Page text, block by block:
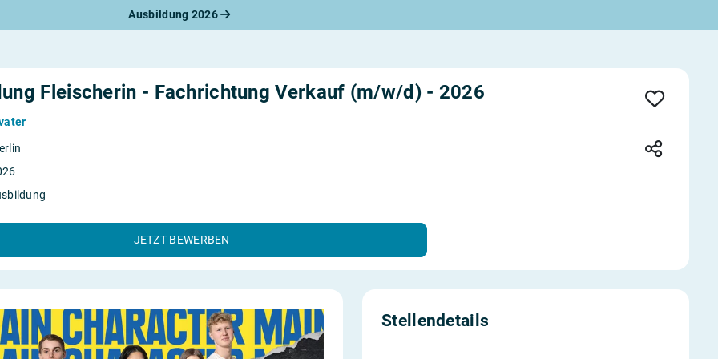
Ausbildung 2026
Bewerbung
Check
Fleischerin - Fachrichtung Verkauf (m/w/d) - 2026
JETZT BEWERBEN
Stellendetails